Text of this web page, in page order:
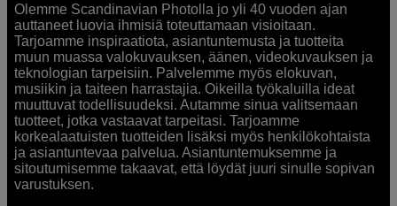
Olemme Scandinavian Photolla jo yli 40 vuoden ajan
auttaneet luovia ihmisiä toteuttamaan visioitaan.
Tarjoamme inspiraatiota, asiantuntemusta ja tuotteita
muun muassa valokuvauksen, äänen, videokuvauksen ja
teknologian tarpeisiin. Palvelemme myös elokuvan,
musiikin ja taiteen harrastajia. Oikeilla työkaluilla ideat
muuttuvat todellisuudeksi. Autamme sinua valitsemaan
tuotteet, jotka vastaavat tarpeitasi. Tarjoamme
korkealaatuisten tuotteiden lisäksi myös henkilökohtaista
ja asiantuntevaa palvelua. Asiantuntemuksemme ja
sitoutumisemme takaavat, että löydät juuri sinulle sopivan
varustuksen.